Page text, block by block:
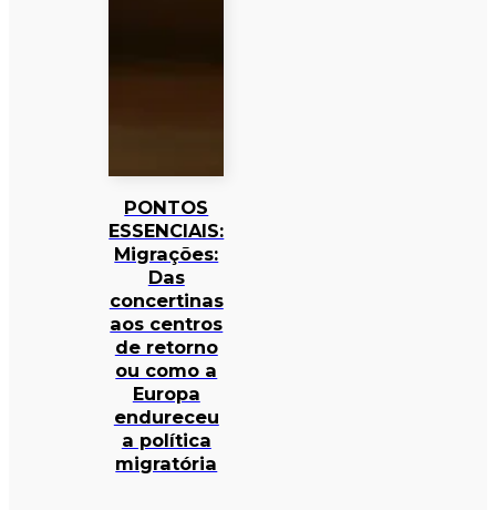
PONTOS
ESSENCIAIS:
Migrações:
Das
concertinas
aos centros
de retorno
ou como a
Europa
endureceu
a política
migratória